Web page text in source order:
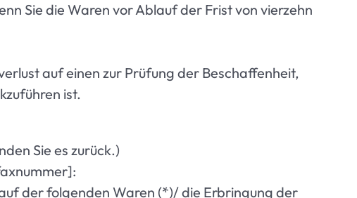
Sie die Waren vor Ablauf der Frist von vierzehn
auf einen zur Prüfung der Beschaffenheit,
ist.
Sie es zurück.)
der folgenden Waren (*)/ die Erbringung der